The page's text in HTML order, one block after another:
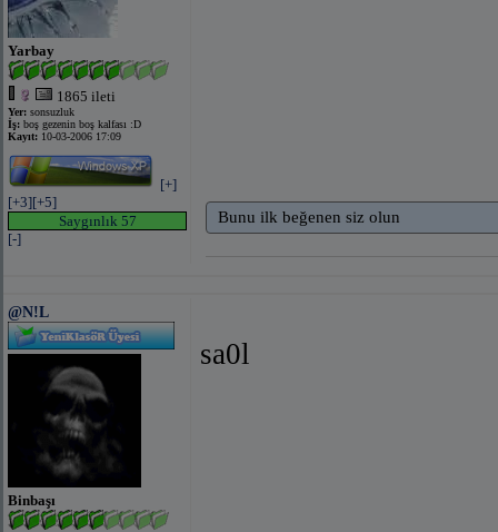
Yarbay
1865 ileti
Yer: sonsuzluk
İş: boş gezenin boş kalfası :D
Kayıt: 10-03-2006 17:09
[+]
[+3][+5]
Saygınlık 57
[-]
Bunu ilk beğenen siz olun
@N!L
Binbaşı
sa0l